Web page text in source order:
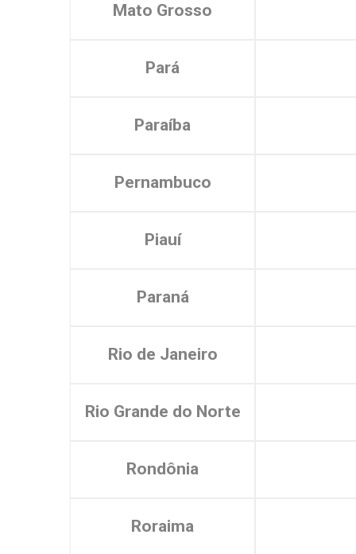
Mato Grosso
Pará
Paraíba
Pernambuco
Piauí
Paraná
Rio de Janeiro
Rio Grande do Norte
Rondônia
Roraima